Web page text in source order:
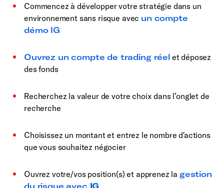
Commencez à développer votre stratégie dans un
environnement sans risque avec un compte
démo IG
Ouvrez un compte de trading réelet déposez
des fonds
Recherchez la valeur de votre choix dans l’onglet de
recherche
Choisissez un montant et entrez le nombre d'actions
que vous souhaitez négocier
Ouvrez votre/vos position(s) et apprenez la gestion
du risque avec IG.